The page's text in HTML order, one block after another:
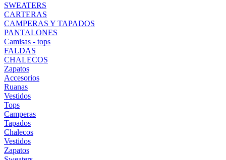
SWEATERS
CARTERAS
CAMPERAS Y TAPADOS
PANTALONES
Camisas - tops
FALDAS
CHALECOS
Zapatos
Accesorios
Ruanas
Vestidos
Tops
Camperas
Tapados
Chalecos
Vestidos
Zapatos